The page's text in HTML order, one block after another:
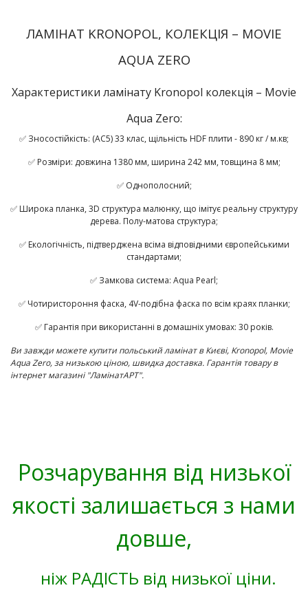
ЛАМІНАТ KRONOPOL, КОЛЕКЦІЯ – MOVIE
AQUA ZERO
Характеристики ламінату Kronopol колекція – Movie
Aqua Zero:
✅ Зносостійкість: (AC5) 33 клас, щільність HDF плити - 890 кг / м.кв;
✅ Розміри: довжина 1380 мм, ширина 242 мм, товщина 8 мм;
✅ Однополосний;
✅ Широка планка, 3D структура малюнку, що імітує реальну структуру
дерева. Полу-матова структура;
✅ Екологічність, підтверджена всіма відповідними європейськими
стандартами;
✅ Замкова система: Aqua Pearl;
✅ Чотиристороння фаска, 4V-подібна фаска по всім краях планки;
✅ Гарантія при використанні в домашніх умовах: 30 років.
Ви завжди можете купити польський ламінат в Києві, Kronopol, Movie
Aqua Zero,за низькою ціною, швидка доставка. Гарантія товару в
інтернет магазині "ЛамінатАРТ".
Розчарування від низької
якості залишається з нами
довше,
ніж РАДІСТЬ від низької ціни.